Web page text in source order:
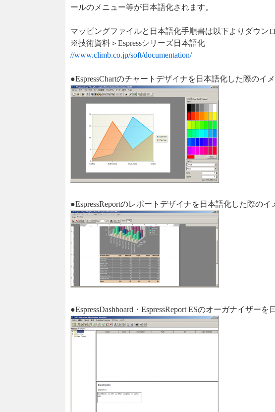
ールのメニュー等が日本語化されます。
マッピングファイルと日本語化手順書は以下よりダウン
※技術資料＞Espressシリーズ日本語化
//www.climb.co.jp/soft/documentation/
●EspressChartのチャートデザイナを日本語化した際のイ
●EspressReportのレポートデザイナを日本語化した際のイ
●EspressDashboard・EspressReport ESのオーガナイザー